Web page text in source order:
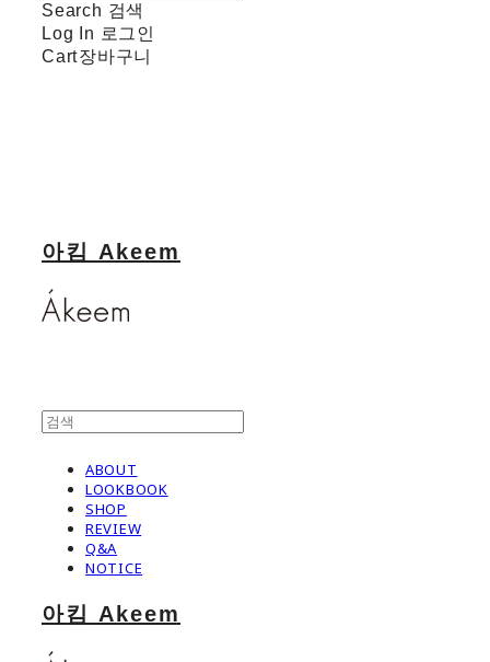
Search 검색
Log In 로그인
Cart장바구니
아킴 Akeem
ABOUT
LOOKBOOK
SHOP
REVIEW
Q&A
NOTICE
아킴 Akeem